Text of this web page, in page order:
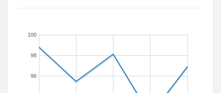
96
98
100